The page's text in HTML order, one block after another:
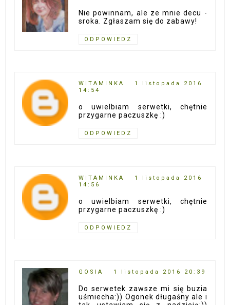
Nie powinnam, ale ze mnie decu -
sroka. Zgłaszam się do zabawy!
ODPOWIEDZ
WITAMINKA
1 listopada 2016
14:54
o uwielbiam serwetki, chętnie
przygarne paczuszkę :)
ODPOWIEDZ
WITAMINKA
1 listopada 2016
14:56
o uwielbiam serwetki, chętnie
przygarne paczuszkę :)
ODPOWIEDZ
GOSIA 1 listopada 2016 20:39
Do serwetek zawsze mi się buzia
uśmiecha:)) Ogonek długaśny ale i